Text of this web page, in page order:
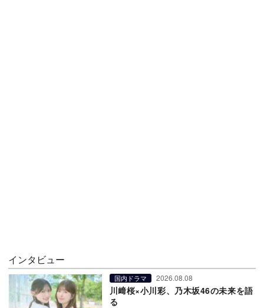
インタビュー
国内ドラマ 2026.08.08
川﨑桜×小川彩、乃木坂46の未来を語
る